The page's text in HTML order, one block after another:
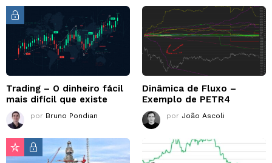
Trading – O dinheiro fácil
mais difícil que existe
por Bruno Pondian
Dinâmica de Fluxo –
Exemplo de PETR4
por João Ascoli